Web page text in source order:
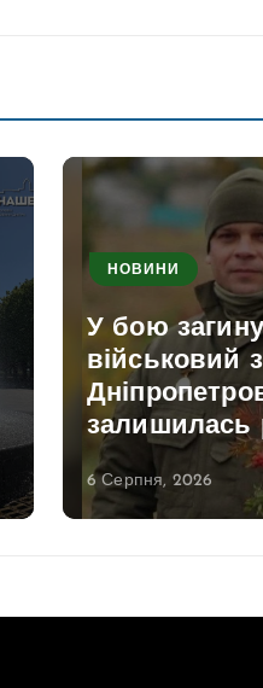
НОВИНИ
У бою
військовий з
залишилась
6 Серпня, 2026